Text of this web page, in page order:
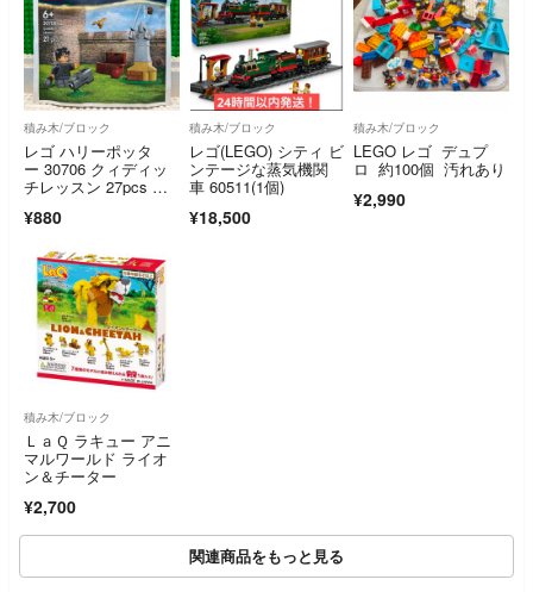
積み木/ブロック
レゴ ハリーポッタ
ー 30706 クィディッ
チレッスン 27pcs 未
¥880
積み木/ブロック
レゴ(LEGO) シティ ビ
ンテージな蒸気機関
車 60511(1個)
¥18,500
積み木/ブロック
LEGO レゴ デュプ
ロ 約100個 汚れあり
¥2,990
積み木/ブロック
ＬａＱ ラキュー アニ
マルワールド ライオ
ン＆チーター
¥2,700
関連商品をもっと見る